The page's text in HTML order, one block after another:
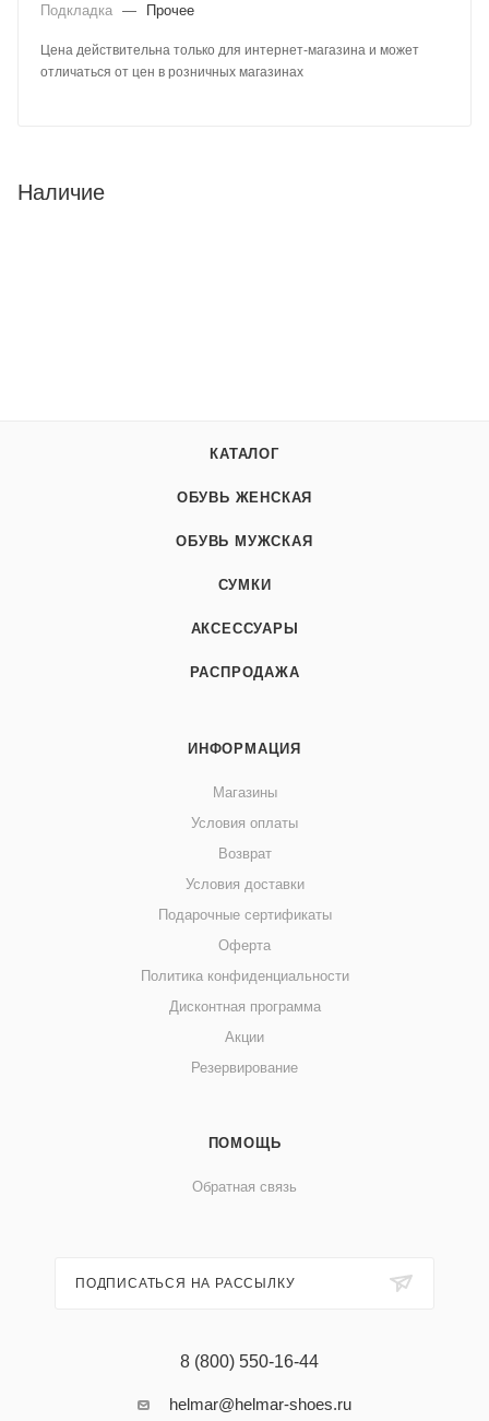
Подкладка — Прочее
Цена действительна только для интернет-магазина и может
отличаться от цен в розничных магазинах
Наличие
КАТАЛОГ
ОБУВЬ ЖЕНСКАЯ
ОБУВЬ МУЖСКАЯ
СУМКИ
АКСЕССУАРЫ
РАСПРОДАЖА
ИНФОРМАЦИЯ
Магазины
Условия оплаты
Возврат
Условия доставки
Подарочные сертификаты
Оферта
Политика конфиденциальности
Дисконтная программа
Акции
Резервирование
ПОМОЩЬ
Обратная связь
ПОДПИСАТЬСЯ НА РАССЫЛКУ
8 (800) 550-16-44
helmar@helmar-shoes.ru